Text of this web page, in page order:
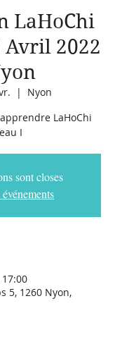
LaHoChi
Avril 2022
  |
Nyon
LaHoChi
I
sont closes
5, 1260 Nyon,